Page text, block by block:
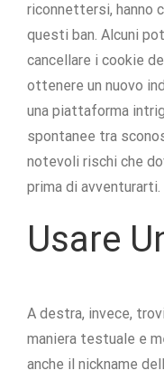
riconnettersi, hanno
questi ban. Alcuni
cancellare i cookie
ottenere un nuovo
una piattaforma
spontanee tra
notevoli rischi che
prima di avventurarti.
Usare
A destra, invece,
maniera testuale e
anche il nickname